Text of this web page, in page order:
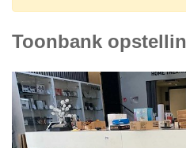
Toonbank